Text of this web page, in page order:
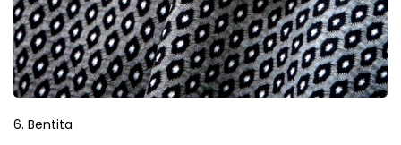
6. Bentita